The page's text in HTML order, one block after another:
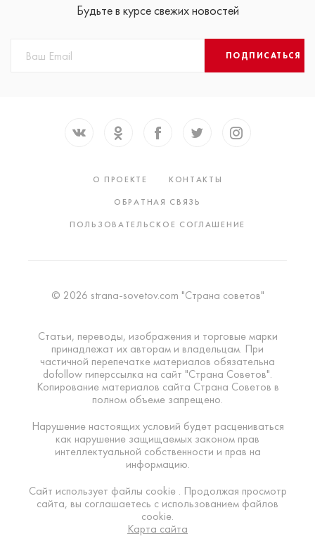
Будьте в курсе свежих новостей
ПОДПИСАТЬСЯ
О ПРОЕКТЕ
КОНТАКТЫ
ОБРАТНАЯ СВЯЗЬ
ПОЛЬЗОВАТЕЛЬСКОЕ СОГЛАШЕНИЕ
© 2026 strana-sovetov.com "Страна советов"
Статьи, переводы, изображения и торговые марки
принадлежат их авторам и владельцам. При
частичной перепечатке материалов обязательна
dofollow гиперссылка на сайт "Страна Советов".
Копирование материалов сайта Страна Советов в
полном объеме запрещено.
Нарушение настоящих условий будет расцениваться
как нарушение защищаемых законом прав
интеллектуальной собственности и прав на
информацию.
Сайт использует файлы cookie . Продолжая просмотр
сайта, вы соглашаетесь с использованием файлов
cookie.
Карта сайта